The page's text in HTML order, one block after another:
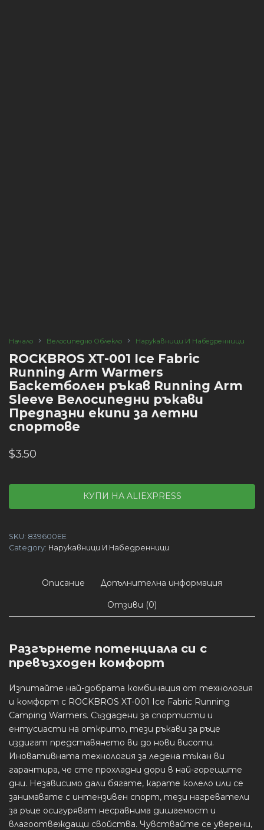
Начало Велосипедно Облекло Нарукавници И Набедренници
ROCKBROS XT-001 Ice Fabric
Running Arm Warmers
Баскетболен ръкав Running Arm
Sleeve Велосипедни ръкави
Предпазни екипи за летни
спортове
$3.50
КУПИ НА ALIEXPRESS
SKU: 839600EE
Category: Нарукавници И Набедренници
Описание Допълнителна информация
Отзиви (0)
Разгърнете потенциала си с
превъзходен комфорт
Изпитайте най-добрата комбинация от технология
и комфорт с ROCKBROS XT-001 Ice Fabric Running
Camping Warmers. Създадени за спортисти и
ентусиасти на открито, тези ръкави за ръце
издигат представянето ви до нови висоти.
Иновативната технология за ледена тъкан ви
гарантира, че сте прохладни дори в най-горещите
дни. Независимо дали бягате, карате колело или се
занимавате с интензивен спорт, тези нагреватели
за ръце осигуряват несравнима дишаемост и
влагоотвеждащи свойства. Чувствайте се уверени,